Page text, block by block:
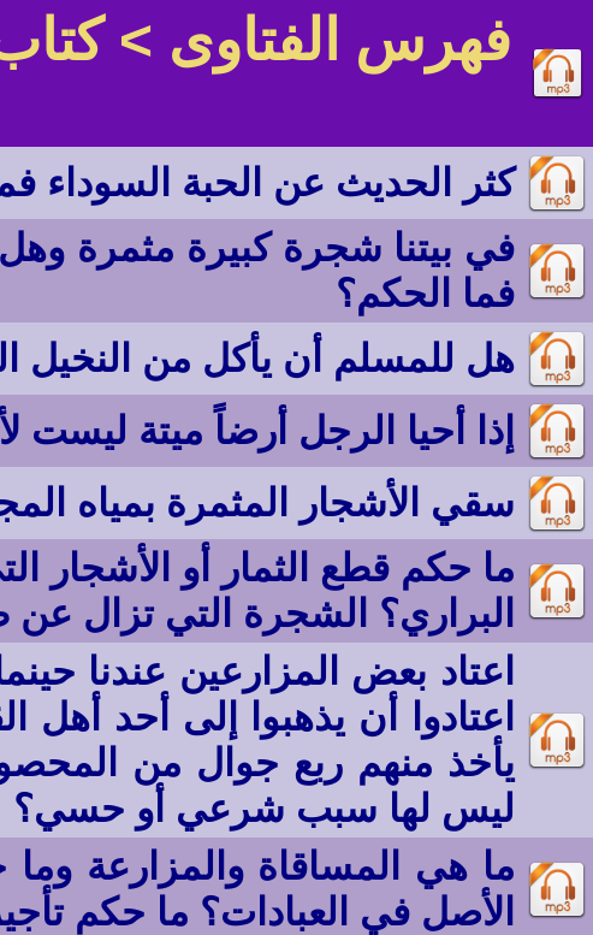
فهرس الفتاوى >
كثر الحديث عن الحبة السوداء
في بيتنا شجرة كبيرة مثمرة
فما الحكم؟
هل للمسلم أن يأكل من النخيل
إذا أحيا الرجل أرضاً ميتة
سقي الأشجار المثمرة بمياه
ما حكم قطع الثمار أو الأشجار
البراري؟ الشجرة التي تزال
اعتاد بعض المزارعين عندنا
اعتادوا أن يذهبوا إلى أحد
يأخذ منهم ربع جوال من
ليس لها سبب شرعي أو حسي؟
ما هي المساقاة والمزارعة
الأصل في العبادات؟ ما حكم